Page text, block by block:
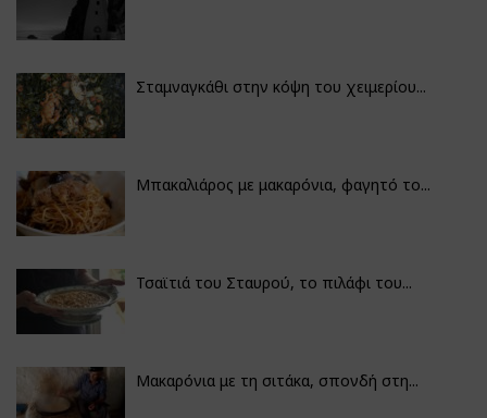
Σταμναγκάθι στην κόψη του χειμερίου...
Μπακαλιάρος με μακαρόνια, φαγητό το...
Τσαϊτιά του Σταυρού, το πιλάφι του...
Μακαρόνια με τη σιτάκα, σπονδή στη...